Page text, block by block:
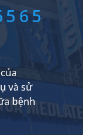
và sử
bệnh